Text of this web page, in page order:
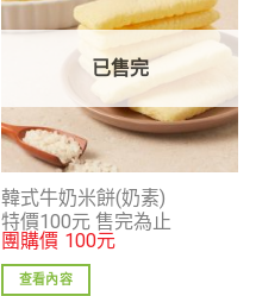
已售完
韓式牛奶米餅(奶素)
特價100元 售完為止
團購價 100元
查看內容